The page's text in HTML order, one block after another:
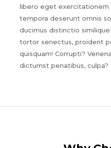
libero eget exercitationem
tempora deserunt omnis
ducimus distinctio
tortor senectus, proident
quisquam! Corrupti?
dictumst penatibus,